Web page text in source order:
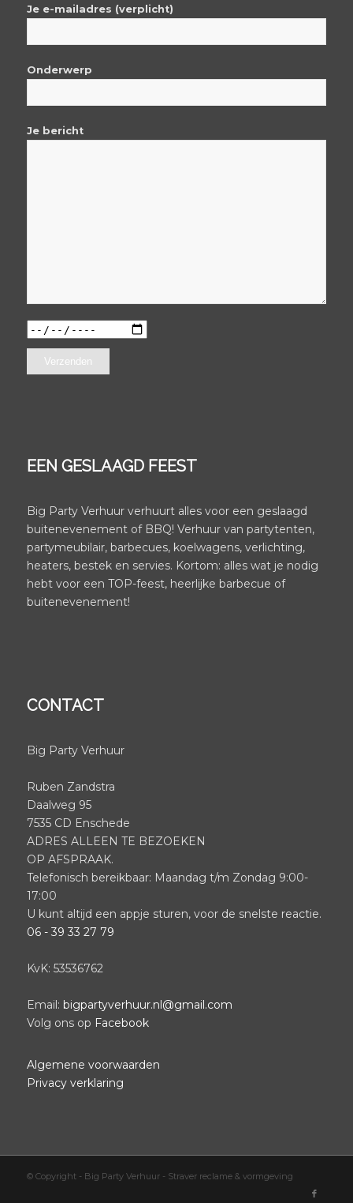
Je e-mailadres (verplicht)
Onderwerp
Je bericht
EEN GESLAAGD FEEST
Big Party Verhuur verhuurt alles voor een geslaagd
buitenevenement of BBQ! Verhuur van partytenten,
partymeubilair, barbecues, koelwagens, verlichting,
heaters, bestek en servies. Kortom: alles wat je nodig
hebt voor een TOP-feest, heerlijke barbecue of
buitenevenement!
CONTACT
Big Party Verhuur
Ruben Zandstra
Daalweg 95
7535 CD Enschede
ADRES ALLEEN TE BEZOEKEN
OP AFSPRAAK.
Telefonisch bereikbaar: Maandag t/m Zondag 9:00-
17:00
U kunt altijd een appje sturen, voor de snelste reactie.
06 - 39 33 27 79
KvK: 53536762
Email: bigpartyverhuur.nl@gmail.com
Volg ons op Facebook
Algemene voorwaarden
Privacy verklaring
© Copyright - Big Party Verhuur - Straver reclame & vormgeving